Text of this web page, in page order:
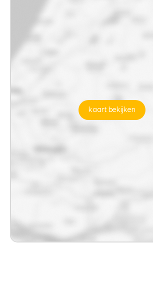
kaart bekijken